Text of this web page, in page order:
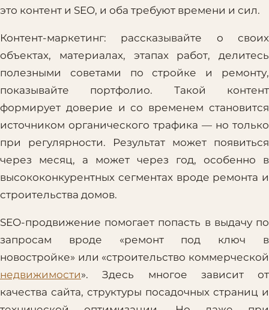
это контент и SEO, и оба требуют времени и сил.
Контент-маркетинг: рассказывайте о своих
объектах, материалах, этапах работ, делитесь
полезными советами по стройке и ремонту,
показывайте портфолио. Такой контент
формирует доверие и со временем становится
источником органического трафика — но только
при регулярности. Результат может появиться
через месяц, а может через год, особенно в
высококонкурентных сегментах вроде ремонта и
строительства домов.
SEO-продвижение помогает попасть в выдачу по
запросам вроде «ремонт под ключ в
новостройке» или «строительство коммерческой
недвижимости». Здесь многое зависит от
качества сайта, структуры посадочных страниц и